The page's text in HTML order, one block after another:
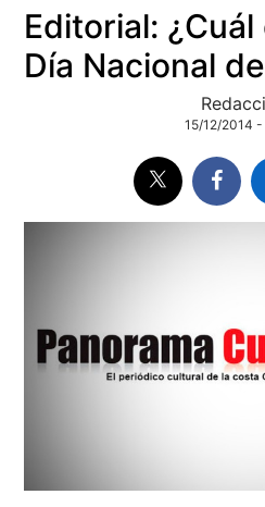
Editorial:
Día Nacional
15/12/2014